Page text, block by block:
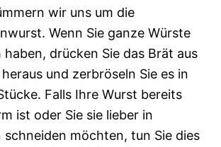
wir uns um die
Wenn Sie ganze Würste
haben, drücken Sie das Brät aus
und zerbröseln Sie es in
Falls Ihre Wurst bereits
ist oder Sie sie lieber in
schneiden möchten, tun Sie dies